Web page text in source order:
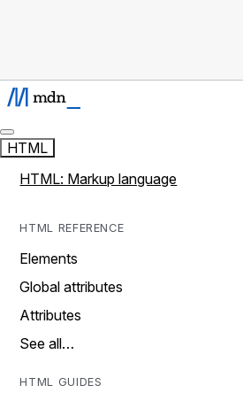
HTML
HTML: Markup language
HTML REFERENCE
Elements
Global attributes
Attributes
See all…
HTML GUIDES